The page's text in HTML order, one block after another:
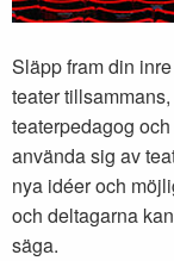
Släpp fram din
teater
teaterpedagog
använda sig av
nya idéer och
och deltagarna
säga.